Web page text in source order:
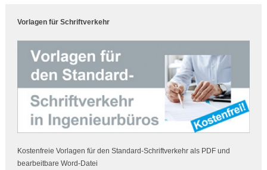
Vorlagen für Schriftverkehr
Kostenfreie Vorlagen für den Standard-Schriftverkehr als PDF und
bearbeitbare Word-Datei